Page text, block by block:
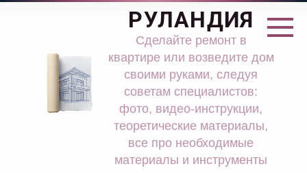
Перейти
РУЛАНДИЯ
Сделайте ремонт в
квартире или возведите дом
своими руками, следуя
советам специалистов:
фото, видео-инструкции,
теоретические материалы,
все про необходимые
материалы и инструменты